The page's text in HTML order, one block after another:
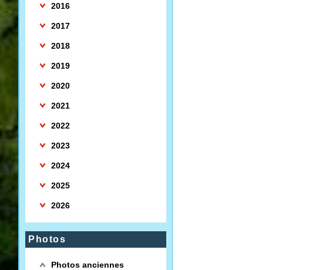
2016
2017
2018
2019
2020
2021
2022
2023
2024
2025
2026
Photos
Photos anciennes